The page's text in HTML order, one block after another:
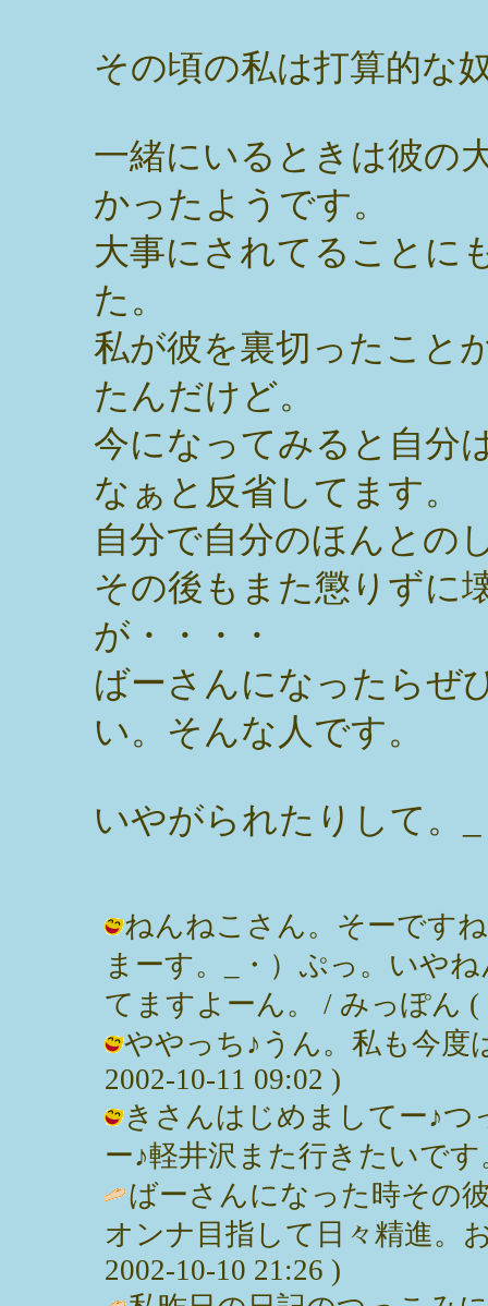
その頃の私は打算的な
一緒にいるときは彼の
かったようです。
大事にされてることに
た。
私が彼を裏切ったこと
たんだけど。
今になってみると自分
なぁと反省してます。
自分で自分のほんとの
その後もまた懲りずに
が・・・・
ばーさんになったらぜ
い。そんな人です。
いやがられたりして。
ねんねこさん。そーです
まーす。_・）ぷっ。いや
てますよーん。 / みっぽん (
ややっち♪うん。私も今度
2002-10-11 09:02 )
きさんはじめましてー♪つ
ー♪軽井沢また行きたいです
ばーさんになった時その
オンナ目指して日々精進。
2002-10-10 21:26 )